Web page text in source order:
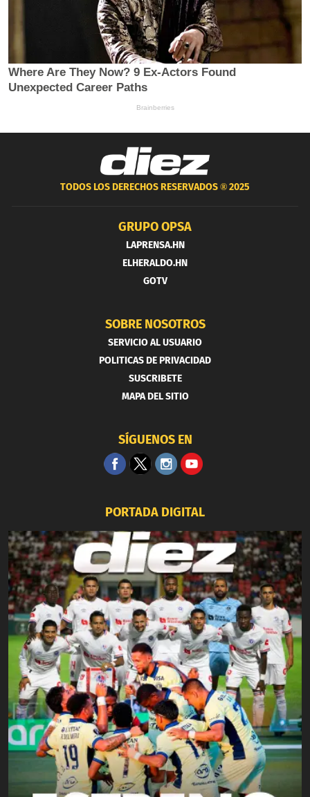
TODOS LOS DERECHOS RESERVADOS ®2025
GRUPO OPSA
LAPRENSA.HN
ELHERALDO.HN
GOTV
SOBRE NOSOTROS
SERVICIO AL USUARIO
POLITICAS DE PRIVACIDAD
SUSCRIBETE
MAPA DEL SITIO
SÍGUENOS EN
PORTADA DIGITAL